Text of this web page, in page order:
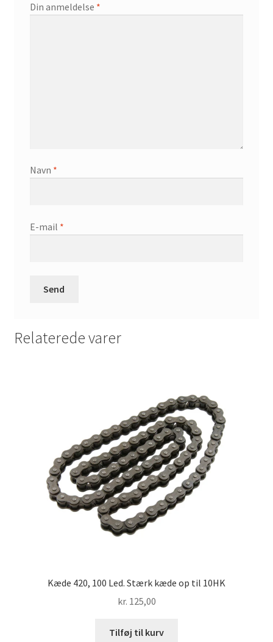
Din anmeldelse *
Navn *
E-mail *
Relaterede varer
Kæde 420, 100 Led. Stærk kæde op til 10HK
kr. 125,00
Tilføj til kurv